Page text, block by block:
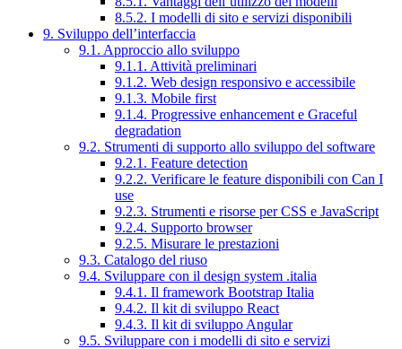
8.5.2. I modelli di sito e servizi disponibili
9. Sviluppo dell’interfaccia
9.1. Approccio allo sviluppo
9.1.1. Attività preliminari
9.1.2. Web design responsivo e accessibile
9.1.3. Mobile first
9.1.4. Progressive enhancement e Graceful
degradation
9.2. Strumenti di supporto allo sviluppo del software
9.2.1. Feature detection
9.2.2. Verificare le feature disponibili con Can I
use
9.2.3. Strumenti e risorse per CSS e JavaScript
9.2.4. Supporto browser
9.2.5. Misurare le prestazioni
9.3. Catalogo del riuso
9.4. Sviluppare con il design system .italia
9.4.1. Il framework Bootstrap Italia
9.4.2. Il kit di sviluppo React
9.4.3. Il kit di sviluppo Angular
9.5. Sviluppare con i modelli di sito e servizi